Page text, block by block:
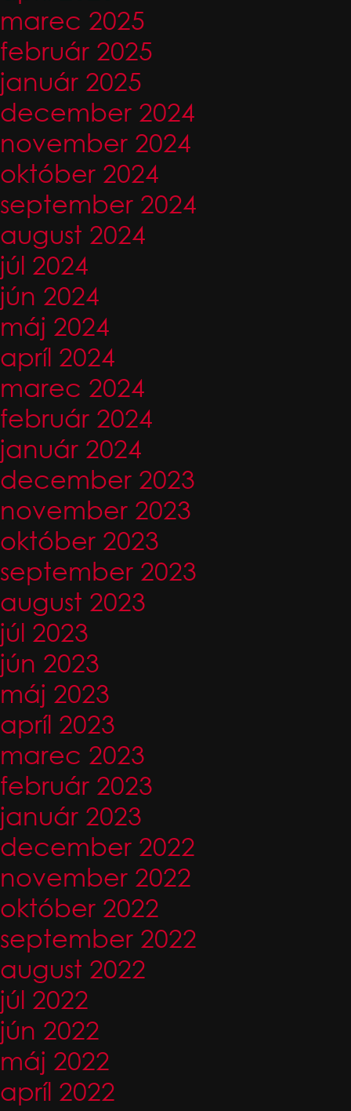
marec 2025
február 2025
január 2025
december 2024
november 2024
október 2024
september 2024
august 2024
júl 2024
jún 2024
máj 2024
apríl 2024
marec 2024
február 2024
január 2024
december 2023
november 2023
október 2023
september 2023
august 2023
júl 2023
jún 2023
máj 2023
apríl 2023
marec 2023
február 2023
január 2023
december 2022
november 2022
október 2022
september 2022
august 2022
júl 2022
jún 2022
máj 2022
apríl 2022